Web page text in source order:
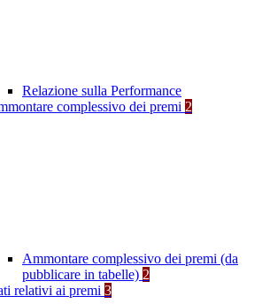
Relazione sulla Performance
complessivo dei premi 2
Ammontare complessivo dei premi (da
pubblicare in tabelle) 2
relativi ai premi 3